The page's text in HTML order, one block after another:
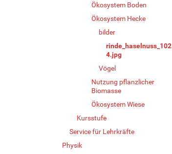
Ökosystem Boden
Ökosystem Hecke
bilder
rinde_haselnuss_102
4.jpg
Vögel
Nutzung pflanzlicher
Biomasse
Ökosystem Wiese
Kursstufe
Service für Lehrkräfte
Physik